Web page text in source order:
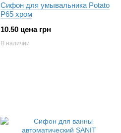
Сифон для умывальника Potato
P65 хром
10.50 цена грн
В наличии